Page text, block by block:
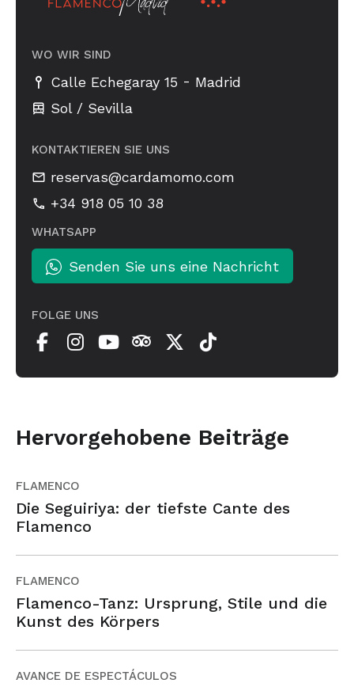
WO WIR SIND
Calle Echegaray 15 - Madrid
Sol / Sevilla
KONTAKTIEREN SIE UNS
reservas@cardamomo.com
+34 918 05 10 38
WHATSAPP
Senden Sie uns eine Nachricht
FOLGE UNS
Hervorgehobene Beiträge
FLAMENCO
Die Seguiriya: der tiefste Cante des
Flamenco
FLAMENCO
Flamenco-Tanz: Ursprung, Stile und die
Kunst des Körpers
AVANCE DE ESPECTÁCULOS